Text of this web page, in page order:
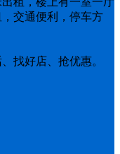
交通便利，停车方
找好店、抢优惠。